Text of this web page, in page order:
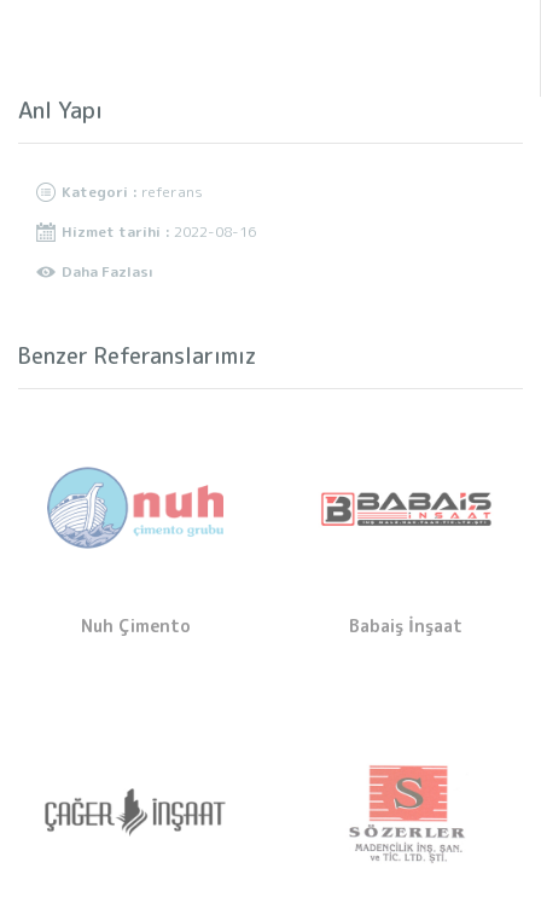
Anl Yapı
Kategori : referans
Hizmet tarihi : 2022-08-16
Daha Fazlası
Benzer Referanslarımız
Nuh Çimento Babaiş İnşaat